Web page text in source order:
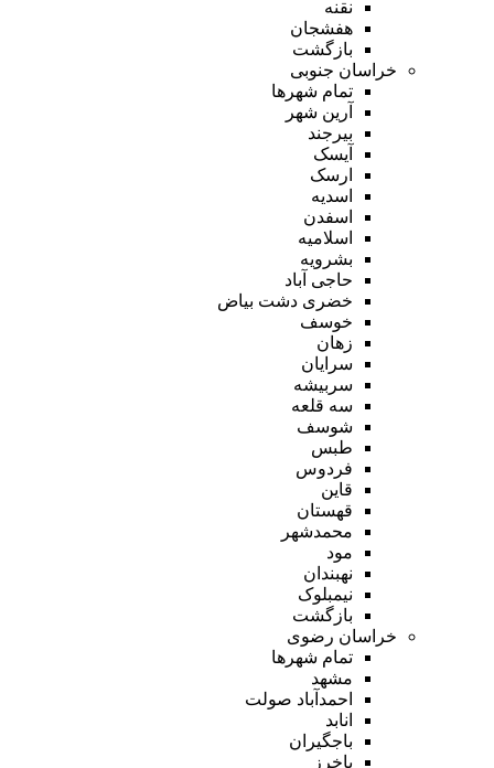
نقنه
هفشجان
بازگشت
خراسان جنوبی
تمام شهر‌ها
آرین شهر
بیرجند
آیسک
ارسک
اسدیه
اسفدن
اسلامیه
بشرویه
حاجی آباد
خضری دشت بیاض
خوسف
زهان
سرایان
سربیشه
سه قلعه
شوسف
طبس
فردوس
قاین
قهستان
محمدشهر
مود
نهبندان
نیمبلوک
بازگشت
خراسان رضوی
تمام شهر‌ها
مشهد
احمدآباد صولت
انابد
باجگیران
باخرز